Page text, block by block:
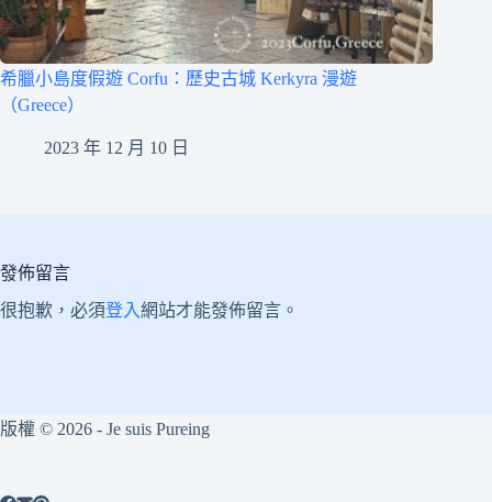
希臘小島度假遊 Corfu：歷史古城 Kerkyra 漫遊
（Greece）
2023 年 12 月 10 日
發佈留言
很抱歉，必須登入網站才能發佈留言。
版權 © 2026 - Je suis Pureing